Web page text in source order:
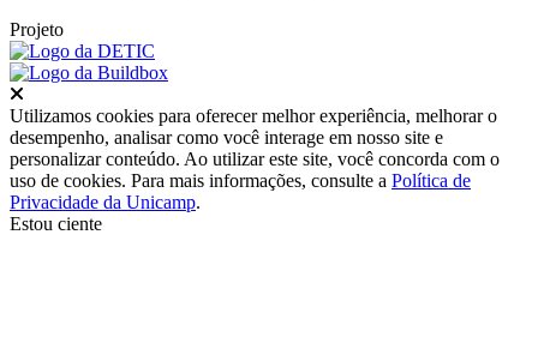
Projeto
Utilizamos cookies para oferecer melhor experiência, melhorar o
desempenho, analisar como você interage em nosso site e
personalizar conteúdo. Ao utilizar este site, você concorda com o
uso de cookies. Para mais informações, consulte a Política de
Privacidade da Unicamp.
Estou ciente